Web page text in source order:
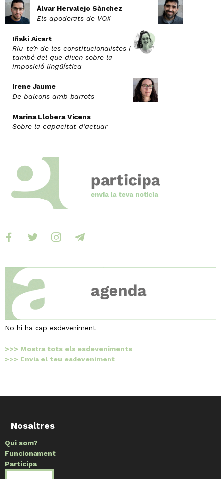
Àlvar Hervalejo Sànchez
Els apoderats de VOX
Iñaki Aicart
Riu-te’n de les constitucionalistes i
també del que diuen sobre la
imposició lingüística
Irene Jaume
De balcons amb barrots
Marina Llobera Vicens
Sobre la capacitat d’actuar
facebooktwitter instagramtelegram
No hi ha cap esdeveniment
>>> Mostra tots els esdeveniments
>>> Envia el teu esdeveniment
Nosaltres
Qui som?
Funcionament
Participa